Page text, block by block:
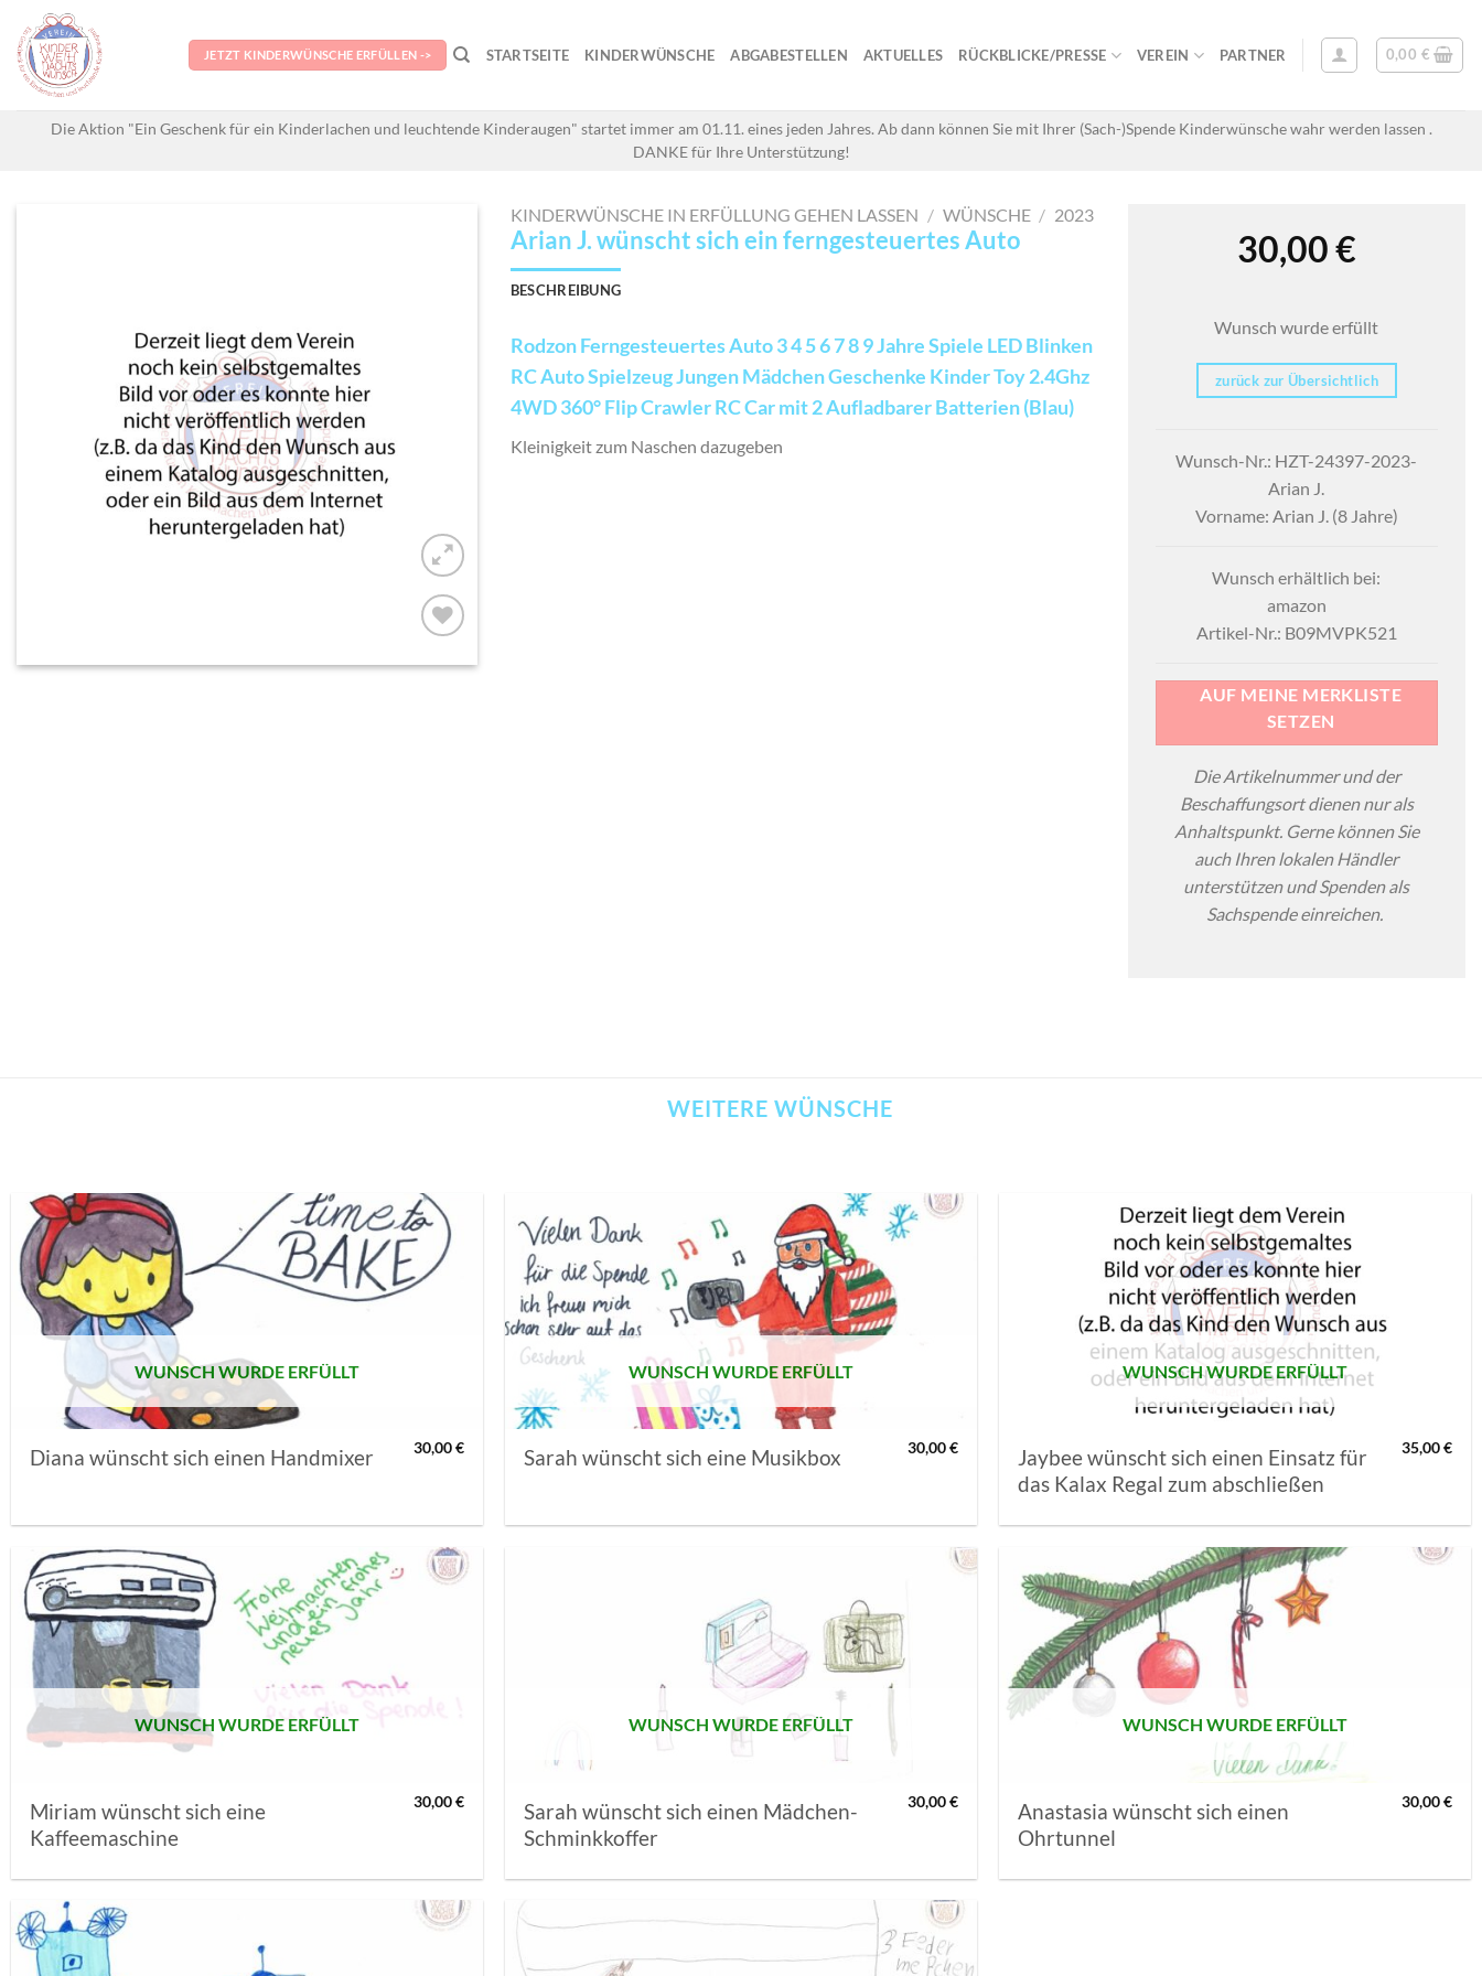
content
JETZT KINDERWÜNSCHE ERFÜLLEN -> STARTSEITE KINDERWÜNSCHE ABGABESTELLEN AKTUELLES RÜCKBLICKE/PRESSE VEREIN PARTNER 0,00 €
Die Aktion "Ein Geschenk für ein Kinderlachen und leuchtende Kinderaugen" startet immer am 01.11. eines jeden Jahres. Ab dann können Sie mit Ihrer (Sach-)Spende Kinderwünsche wahr werden lassen .
DANKE für Ihre Unterstützung!
AUF MEINE
KINDERWÜNSCHE IN ERFÜLLUNG GEHEN LASSEN / WÜNSCHE / 2023
Arian J. wünscht sich ein ferngesteuertes Auto
BESCHREIBUNG
Rodzon Ferngesteuertes Auto 3 4 5 6 7 8 9 Jahre Spiele LED Blinken
RC Auto Spielzeug Jungen Mädchen Geschenke Kinder Toy 2.4Ghz
4WD 360° Flip Crawler RC Car mit 2 Aufladbarer Batterien (Blau)
Kleinigkeit zum Naschen dazugeben
30,00€
Wunsch wurde erfüllt
zurück zur Übersichtlich
Wunsch-Nr.: HZT-24397-2023-
Arian J.
Vorname: Arian J. (8 Jahre)
Wunsch erhältlich bei:
amazon
Artikel-Nr.: B09MVPK521
AUF MEINE MERKLISTE
SETZEN
Die Artikelnummer und der
Beschaffungsort dienen nur als
Anhaltspunkt. Gerne können Sie
auch Ihren lokalen Händler
unterstützen und Spenden als
Sachspende einreichen.
WEITERE WÜNSCHE
AUF MEINE
MERKLISTE
SETZEN
WUNSCH WURDE ERFÜLLT
Diana wünscht sich einen Handmixer 30,00€
AUF MEINE
MERKLISTE
SETZEN
WUNSCH WURDE ERFÜLLT
Sarah wünscht sich eine Musikbox 30,00€
WUNSCH WURDE ERFÜLLT
Jaybee wünscht sich einen Einsatz für
das Kalax Regal zum abschließen
35,00€
WUNSCH WURDE ERFÜLLT
Miriam wünscht sich eine
Kaffeemaschine
30,00€
AUF MEINE
MERKLISTE
SETZEN
WUNSCH WURDE ERFÜLLT
Sarah wünscht sich einen Mädchen-
Schminkkoffer
30,00€
WUNSCH WURDE ERFÜLLT
Anastasia wünscht sich einen
Ohrtunnel
30,00€
AUF MEINE